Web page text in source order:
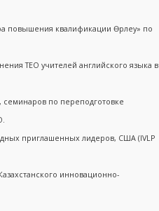
повышения квалификации Өрлеу» по
ТЕО учителей английского языка в
семинаров по переподготовке
приглашенных лидеров, США (IVLP
инновационно-